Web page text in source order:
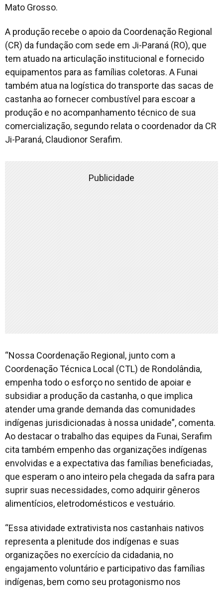
Mato Grosso.
A produção recebe o apoio da Coordenação Regional
(CR) da fundação com sede em Ji-Paraná (RO), que
tem atuado na articulação institucional e fornecido
equipamentos para as famílias coletoras. A Funai
também atua na logística do transporte das sacas de
castanha ao fornecer combustível para escoar a
produção e no acompanhamento técnico de sua
comercialização, segundo relata o coordenador da CR
Ji-Paraná, Claudionor Serafim.
Publicidade
“Nossa Coordenação Regional, junto com a
Coordenação Técnica Local (CTL) de Rondolândia,
empenha todo o esforço no sentido de apoiar e
subsidiar a produção da castanha, o que implica
atender uma grande demanda das comunidades
indígenas jurisdicionadas à nossa unidade”, comenta.
Ao destacar o trabalho das equipes da Funai, Serafim
cita também empenho das organizações indígenas
envolvidas e a expectativa das famílias beneficiadas,
que esperam o ano inteiro pela chegada da safra para
suprir suas necessidades, como adquirir gêneros
alimentícios, eletrodomésticos e vestuário.
“Essa atividade extrativista nos castanhais nativos
representa a plenitude dos indígenas e suas
organizações no exercício da cidadania, no
engajamento voluntário e participativo das famílias
indígenas, bem como seu protagonismo nos